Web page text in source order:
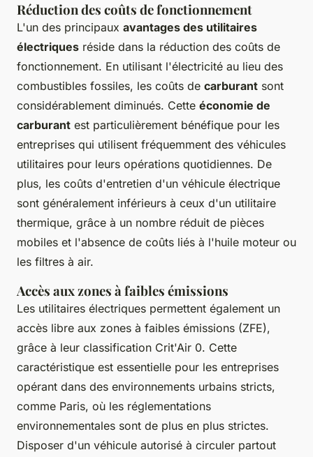
Réduction des coûts de fonctionnement
L'un des principaux avantages des utilitaires
électriques réside dans la réduction des coûts de
fonctionnement. En utilisant l'électricité au lieu des
combustibles fossiles, les coûts de carburant sont
considérablement diminués. Cette économie de
carburant est particulièrement bénéfique pour les
entreprises qui utilisent fréquemment des véhicules
utilitaires pour leurs opérations quotidiennes. De
plus, les coûts d'entretien d'un véhicule électrique
sont généralement inférieurs à ceux d'un utilitaire
thermique, grâce à un nombre réduit de pièces
mobiles et l'absence de coûts liés à l'huile moteur ou
les filtres à air.
Accès aux zones à faibles émissions
Les utilitaires électriques permettent également un
accès libre aux zones à faibles émissions (ZFE),
grâce à leur classification Crit'Air 0. Cette
caractéristique est essentielle pour les entreprises
opérant dans des environnements urbains stricts,
comme Paris, où les réglementations
environnementales sont de plus en plus strictes.
Disposer d'un véhicule autorisé à circuler partout